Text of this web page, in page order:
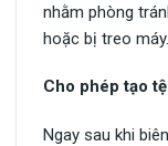
nhằm phòng
hoặc bị treo máy.
Cho phép tạo
Ngay sau khi